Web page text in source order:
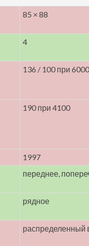
85 × 88
4
136 / 100 при 6000
190 при 4100
1997
переднее,
рядное
распределенный